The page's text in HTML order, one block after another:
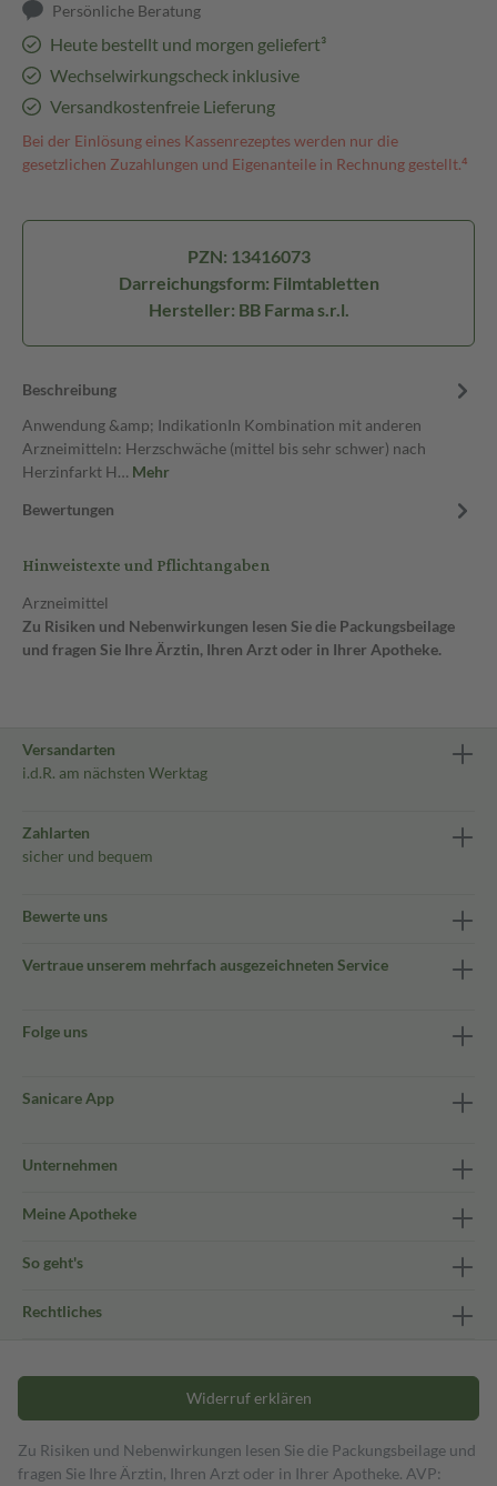
Persönliche Beratung
Heute bestellt und morgen geliefert³
Wechselwirkungscheck inklusive
Versandkostenfreie Lieferung
Bei der Einlösung eines Kassenrezeptes werden nur die
gesetzlichen Zuzahlungen und Eigenanteile in Rechnung gestellt.⁴
PZN: 13416073
Darreichungsform: Filmtabletten
Hersteller: BB Farma s.r.l.
Beschreibung
Anwendung &amp; IndikationIn Kombination mit anderen
Arzneimitteln: Herzschwäche (mittel bis sehr schwer) nach
Herzinfarkt H… Mehr
Bewertungen
Hinweistexte und Pflichtangaben
Arzneimittel
Zu Risiken und Nebenwirkungen lesen Sie die Packungsbeilage
und fragen Sie Ihre Ärztin, Ihren Arzt oder in Ihrer Apotheke.
Versandarten
i.d.R. am nächsten Werktag
Zahlarten
sicher und bequem
Bewerte uns
Vertraue unserem mehrfach ausgezeichneten Service
Folge uns
Sanicare App
Unternehmen
Meine Apotheke
So geht's
Rechtliches
Widerruf erklären
Zu Risiken und Nebenwirkungen lesen Sie die Packungsbeilage und
fragen Sie Ihre Ärztin, Ihren Arzt oder in Ihrer Apotheke. AVP: